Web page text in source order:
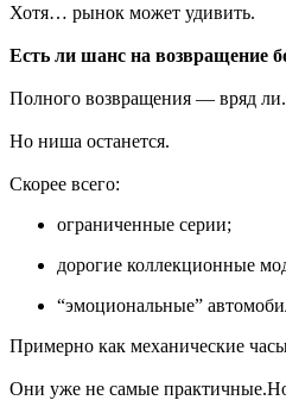
Хотя… рынок может удивить.
Есть ли шанс на возвращение
Полного возвращения — вряд ли.
Но ниша останется.
Скорее всего:
ограниченные серии;
дорогие коллекционные
“эмоциональные”
Примерно как механические
Они уже не самые